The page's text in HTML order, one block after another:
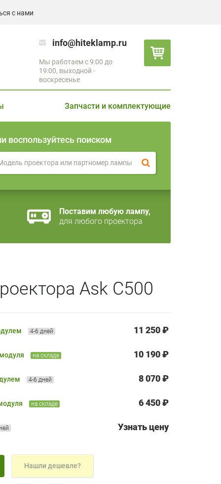
с нами
info@hiteklamp.ru
Мы работаем с 9:00 до
19:00, выходной -
воскресенье
Запчасти и комплектующие
воспользуйтесь поиском
Поставим любую лампу,
для любого проектора
Ask C500
4-6 дней 11 250 ₽
на складе 10 190 ₽
4-6 дней 8 070 ₽
на складе 6 450 ₽
Узнать цену
Нашли дешевле?